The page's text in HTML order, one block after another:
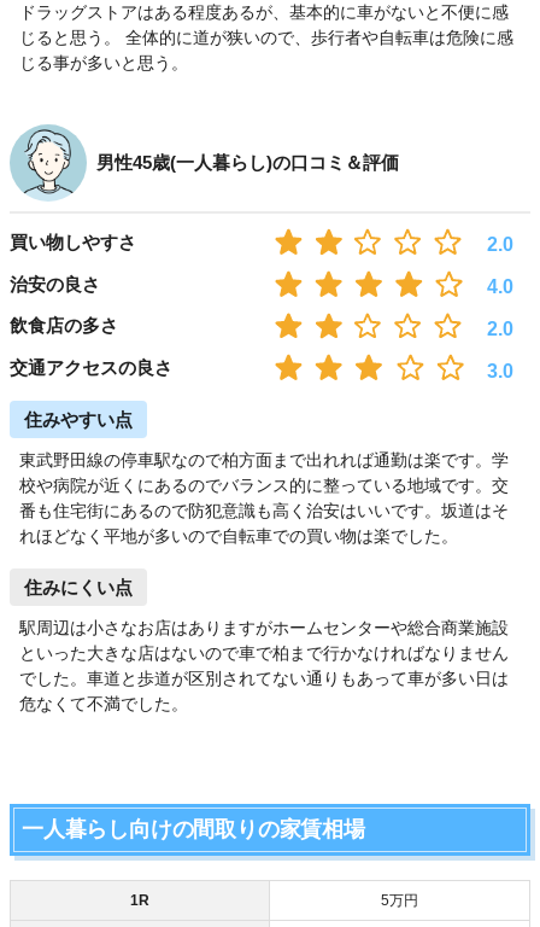
ドラッグストアはある程度あるが、基本的に車がないと不便に感
じると思う。 全体的に道が狭いので、歩行者や自転車は危険に感
じる事が多いと思う。
男性45歳(一人暮らし)の口コミ＆評価
買い物しやすさ
2.0
治安の良さ
4.0
飲食店の多さ
2.0
交通アクセスの良さ
3.0
住みやすい点
東武野田線の停車駅なので柏方面まで出れれば通勤は楽です。学
校や病院が近くにあるのでバランス的に整っている地域です。交
番も住宅街にあるので防犯意識も高く治安はいいです。坂道はそ
れほどなく平地が多いので自転車での買い物は楽でした。
住みにくい点
駅周辺は小さなお店はありますがホームセンターや総合商業施設
といった大きな店はないので車で柏まで行かなければなりません
でした。車道と歩道が区別されてない通りもあって車が多い日は
危なくて不満でした。
一人暮らし向けの間取りの家賃相場
1R 5万円